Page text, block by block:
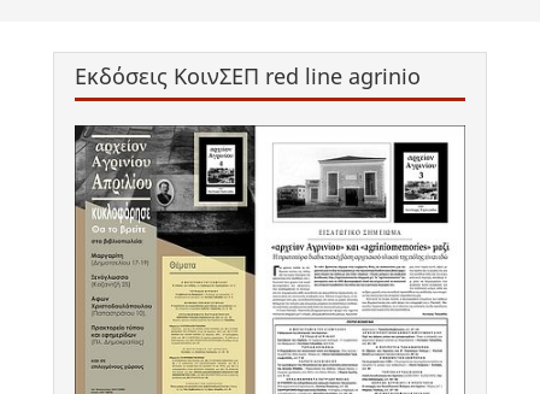
Εκδόσεις ΚοινΣΕΠ red line agrinio